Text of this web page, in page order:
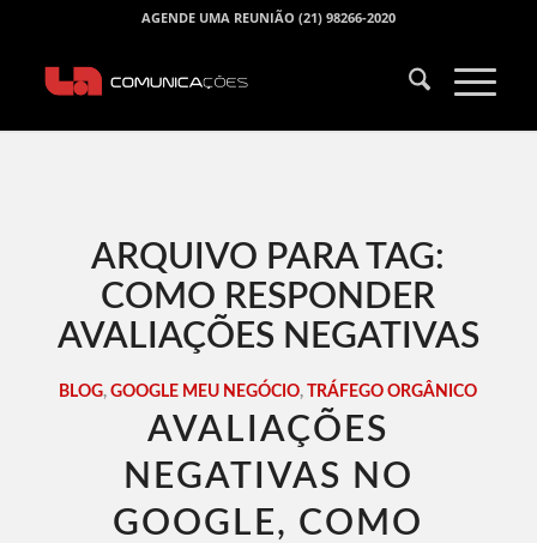
AGENDE UMA REUNIÃO (21) 98266-2020
ARQUIVO PARA TAG:
COMO RESPONDER
AVALIAÇÕES NEGATIVAS
BLOG,GOOGLE MEU NEGÓCIO,TRÁFEGO ORGÂNICO
AVALIAÇÕES
NEGATIVAS NO
GOOGLE, COMO